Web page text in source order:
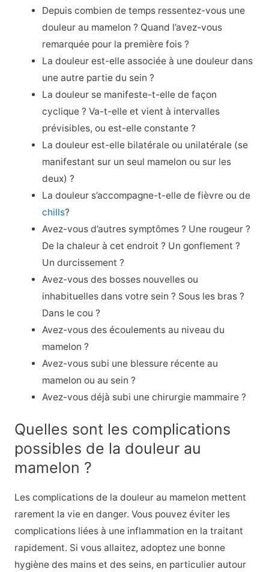
Depuis combien de temps ressentez-vous une
douleur au mamelon ? Quand l’avez-vous
remarquée pour la première fois ?
La douleur est-elle associée à une douleur dans
une autre partie du sein ?
La douleur se manifeste-t-elle de façon
cyclique ? Va-t-elle et vient à intervalles
prévisibles, ou est-elle constante ?
La douleur est-elle bilatérale ou unilatérale (se
manifestant sur un seul mamelon ou sur les
deux) ?
La douleur s’accompagne-t-elle de fièvre ou de
chills?
Avez-vous d’autres symptômes ? Une rougeur ?
De la chaleur à cet endroit ? Un gonflement ?
Un durcissement ?
Avez-vous des bosses nouvelles ou
inhabituelles dans votre sein ? Sous les bras ?
Dans le cou ?
Avez-vous des écoulements au niveau du
mamelon ?
Avez-vous subi une blessure récente au
mamelon ou au sein ?
Avez-vous déjà subi une chirurgie mammaire ?
Quelles sont les complications
possibles de la douleur au
mamelon ?
Les complications de la douleur au mamelon mettent
rarement la vie en danger. Vous pouvez éviter les
complications liées à une inflammation en la traitant
rapidement. Si vous allaitez, adoptez une bonne
hygiène des mains et des seins, en particulier autour